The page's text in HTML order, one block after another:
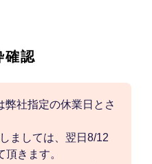
確認
弊社指定の休業日とさ
ましては、翌日8/12
きます。